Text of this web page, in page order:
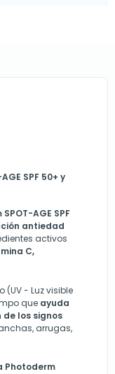
SPF 50+ y
AGE SPF
antiedad
activos
C,
(UV - Luz visible
que ayuda
de los signos
arrugas,
Photoderm